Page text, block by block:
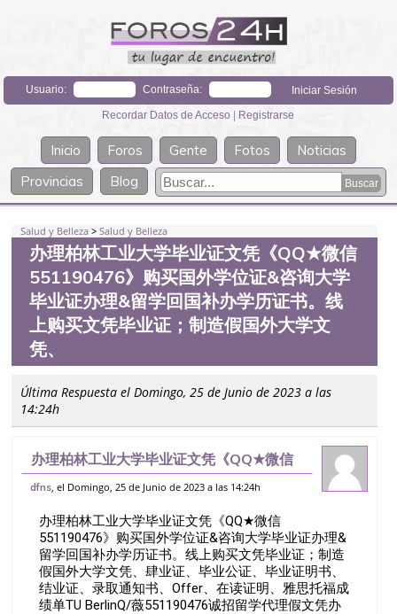
Usuario: Contraseña:
Recordar Datos de Acceso | Registrarse
Inicio Foros Gente Fotos
Noticias
Provincias
Blog
Salud y Belleza >Salud y Belleza
办理柏林工业大学毕业证文凭《QQ★微信
551190476》购买国外学位证&咨询大学
毕业证办理&留学回国补办学历证书。线
上购买文凭毕业证；制造假国外大学文
凭、
Última Respuesta el Domingo, 25 de Junio de 2023 a las
14:24h
办理柏林工业大学毕业证文凭《QQ★微信
551190476》购买国外学位证&咨询大学
购买文凭毕业证；制造假国外大学文凭、
dfns , el Domingo, 25 de Junio de 2023 a las 14:24h
办理柏林工业大学毕业证文凭《QQ★微信
551190476》购买国外学位证&咨询大学毕业证办理&
留学回国补办学历证书。线上购买文凭毕业证；制造
假国外大学文凭、肆业证、毕业公证、毕业证明书、
结业证、录取通知书、Offer、在读证明、雅思托福成
绩单TU BerlinQ/薇551190476诚招留学代理假文凭办